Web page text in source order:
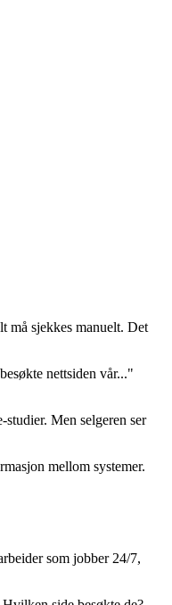
må sjekkes manuelt. Det
nettsiden vår..."
Men selgeren ser
mellom systemer.
som jobber 24/7,